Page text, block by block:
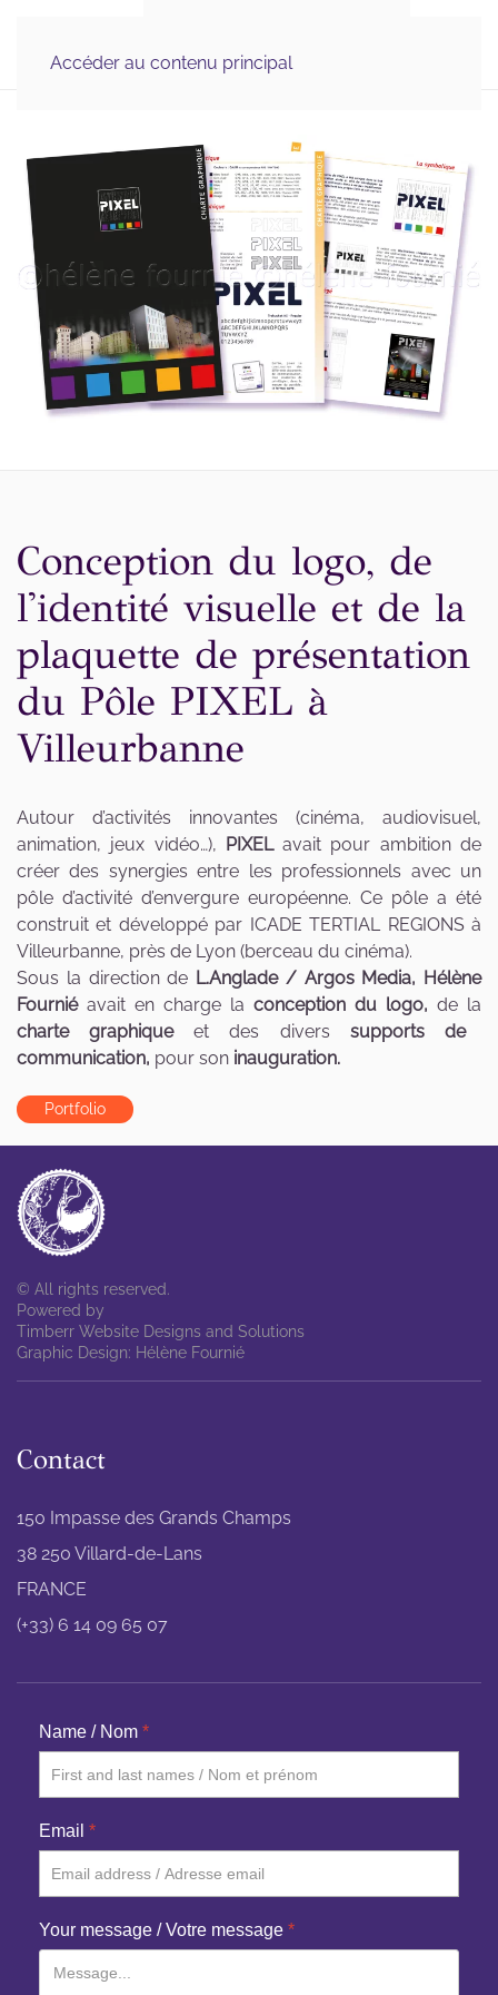
Accéder au contenu principal
& Scientifique, Graphisme
Conception du logo, de
l'identité visuelle et de la
plaquette de présentation
du Pôle PIXEL à
Villeurbanne
Autour d’activités innovantes (cinéma, audiovisuel,
animation, jeux vidéo…),
PIXELavait pour ambition de
créer des synergies entre les professionnels avec un
pôle d’activité d’envergure européenne. Ce pôle a été
construit et développé par ICADE TERTIAL REGIONS à
Villeurbanne, près de Lyon (berceau du cinéma).
Sous la direction de L.Anglade / Argos Media, Hélène
Fourniéavait en charge la conception du logo, de la
charte graphiqueet des divers supports de
communication, pour son inauguration.
Portfolio
© All rights reserved.
Powered by
Timberr Website Designs and Solutions
Graphic Design: Hélène Fournié
Contact
150 Impasse des Grands Champs
38 250 Villard-de-Lans
FRANCE
(+33) 6 14 09 65 07
Name / Nom *
Email *
Your message / Votre message *